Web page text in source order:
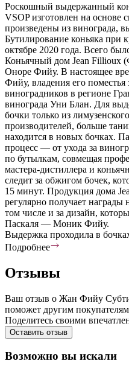
Роскошный выдержанный
VSOP изготовлен на основе
произведены из винограда,
Бутилирование коньяка при
октябре 2020 года. Всего
Коньячный дом Jean Fillioux
Оноре Фийу. В настоящее
Фийу, владения его поместья
виноградников в регионе
винограда Уни Блан. Для
бочки только из
производителей, больше
находится в новых бочках.
процесс — от ухода за
по бутылкам, совмещая
мастера-дистиллера и
следит за обжигом бочек,
15 минут. Продукция дома
регулярно получает
том числе и за дизайн,
Паскаля — Моник Фийу.
Выдержка проходила в
Подробнее
Отзывы
Ваш отзыв о Жан Фийу
поможет другим
Поделитесь своими
Оставить отзыв
Возможно вы искали